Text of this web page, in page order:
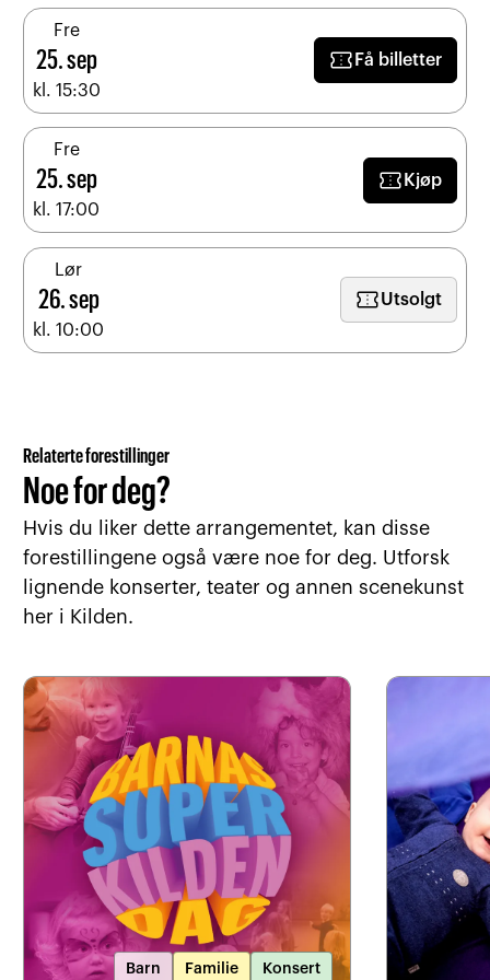
Fre
25. sep
kl. 15:30
confirmation_number Få billetter
Fre
25. sep
kl. 17:00
confirmation_number Kjøp
Lør
26. sep
kl. 10:00
confirmation_numberUtsolgt
Relaterte forestillinger
Noe for deg?
Hvis du liker dette arrangementet, kan disse
forestillingene også være noe for deg. Utforsk
lignende konserter, teater og annen scenekunst
her i Kilden.
Barn Familie Konsert